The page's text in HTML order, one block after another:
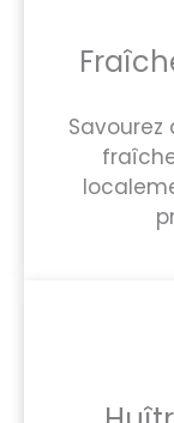
Savourez